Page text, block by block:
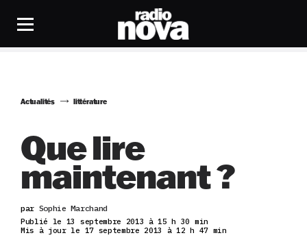
Actualités littérature
Que lire
maintenant ?
par Sophie Marchand
Publié le 13 septembre 2013 à 15 h 30 min
Mis à jour le 17 septembre 2013 à 12 h 47 min